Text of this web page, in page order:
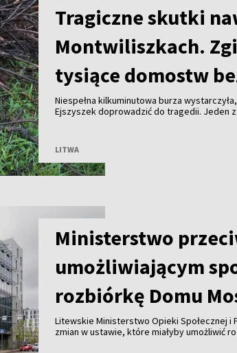
Tragiczne skutki
Montwiliszkach.
tysiące domostw
Niespełna kilkuminutowa burza
Ejszyszek doprowadzić do tragedii. Jeden
LITWA
Ministerstwo
umożliwiającym
rozbiórkę Domu
Litewskie Ministerstwo Opieki Społecznej i
zmian w ustawie, które miałyby umożliwić